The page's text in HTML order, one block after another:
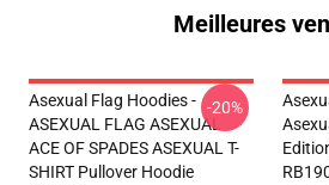
Meilleures
Asexual Flag Hoodies -
ASEXUAL FLAG ASEXUAL
ACE OF SPADES ASEXUAL T-
SHIRT Pullover Hoodie
-20%